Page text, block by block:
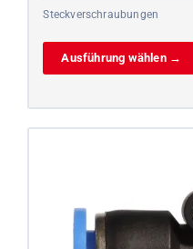
Steckverschraubungen
Ausführung wählen →